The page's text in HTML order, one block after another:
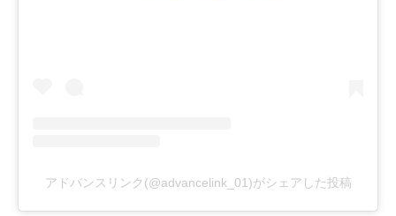
アドバンスリンク(@advancelink_01)がシェアした投稿